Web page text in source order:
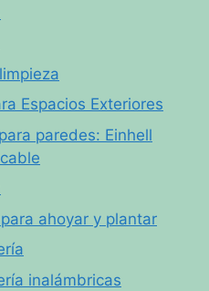
Espacios Exteriores
paredes: Einhell
ahoyar y plantar
inalámbricas